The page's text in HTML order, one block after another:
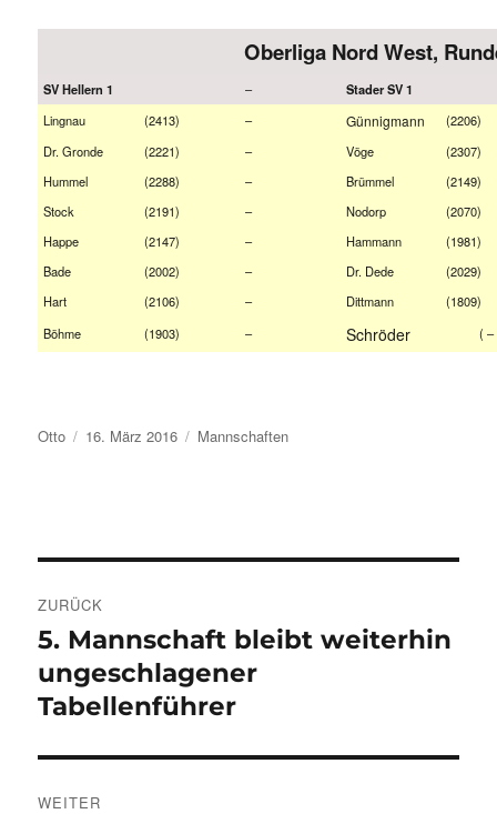
Oberliga Nord West,
SV Hellern 1 – Stader SV 1
Lingnau (2413) – Günnigmann
(2206)
Dr. Gronde
(2221) – Vöge
(2307)
Hummel
(2288) – Brümmel
(2149)
Stock
(2191) – Nodorp
(2070)
Happe
(2147) – Hammann
(1981)
Bade
(2002) – Dr. Dede
(2029)
Hart
(2106) – Dittmann
(1809)
Böhme
(1903) – Schröder ( –
Autor
Otto Veröffentlicht
16. März 2016 Kategorien
Mannschaften
ZURÜCK
Vorheriger
Beitrag:
5. Mannschaft bleibt weiterhin
ungeschlagener
Tabellenführer
WEITER